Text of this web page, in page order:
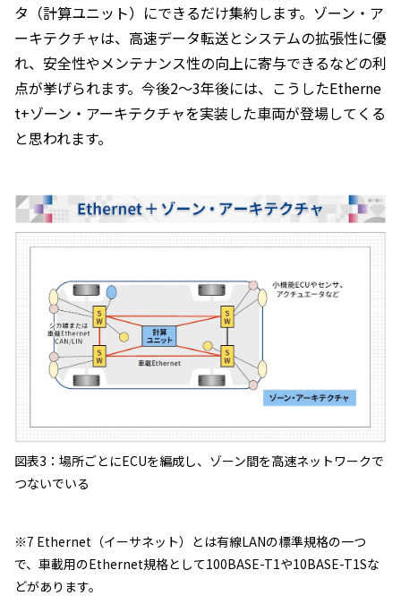
タ（計算ユニット）にできるだけ集約します。ゾーン・ア
ーキテクチャは、高速データ転送とシステムの拡張性に優
れ、安全性やメンテナンス性の向上に寄与できるなどの利
点が挙げられます。今後2～3年後には、こうしたEtherne
t+ゾーン・アーキテクチャを実装した車両が登場してくる
と思われます。
図表3：場所ごとにECUを編成し、ゾーン間を高速ネットワークで
つないでいる
※7 Ethernet（イーサネット）とは有線LANの標準規格の一つ
で、車載用のEthernet規格として100BASE-T1や10BASE-T1Sな
どがあります。